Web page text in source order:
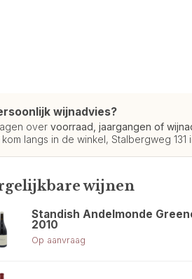
wijnadvies?
over voorraad, jaargangen of
langs in de winkel, Stalbergweg 131
wijnen
Standish Andelmonde
2010
Op aanvraag